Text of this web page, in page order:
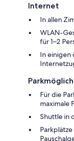
Internet
In allen
WLAN-
für 1–2
In einigen
Für die
maximale
Shuttle in